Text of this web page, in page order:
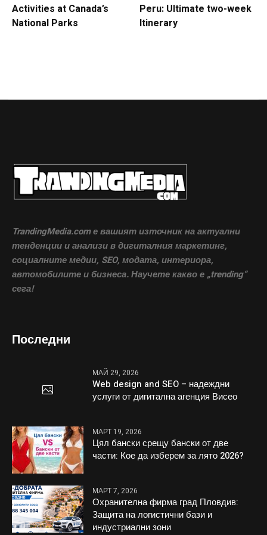
Activities at Canada’s
National Parks
Peru: Ultimate two-week
Itinerary
TrandingMedia.com е вашият източник на актуални
тенденции и анализи в дигиталния маркетинг,
социалните медии, SEO, модата, интериора,
автомобилите и бизнеса. Научете какво е „trending“
сега!
Последни
МАЙ 29, 2026
Web design and SEO – надеждни
услуги от дигитална агенция Висео
МАРТ 19, 2026
Цял бански срещу бански от две
части: Кое да изберем за лято 2026?
МАРТ 7, 2026
Охранителна фирма град Пловдив:
Защита на логистични бази и
индустриални зони